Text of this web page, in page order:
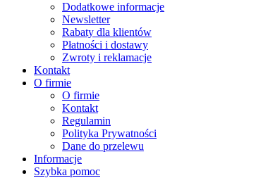
Dodatkowe informacje
Newsletter
Rabaty dla klientów
Płatności i dostawy
Zwroty i reklamacje
Kontakt
O firmie
O firmie
Kontakt
Regulamin
Polityka Prywatności
Dane do przelewu
Informacje
Szybka pomoc